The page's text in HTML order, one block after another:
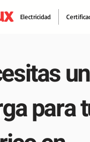
Electricidad
para